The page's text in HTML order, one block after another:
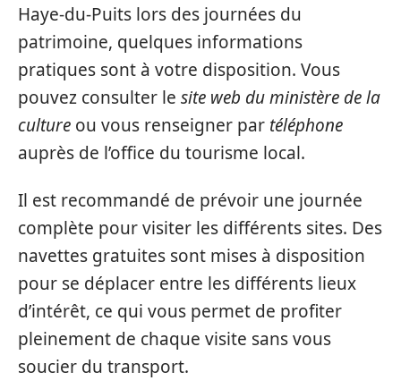
Haye-du-Puits lors des journées du
patrimoine, quelques informations
pratiques sont à votre disposition. Vous
pouvez consulter le site web du ministère de la
culture ou vous renseigner par téléphone
auprès de l’office du tourisme local.
Il est recommandé de prévoir une journée
complète pour visiter les différents sites. Des
navettes gratuites sont mises à disposition
pour se déplacer entre les différents lieux
d’intérêt, ce qui vous permet de profiter
pleinement de chaque visite sans vous
soucier du transport.